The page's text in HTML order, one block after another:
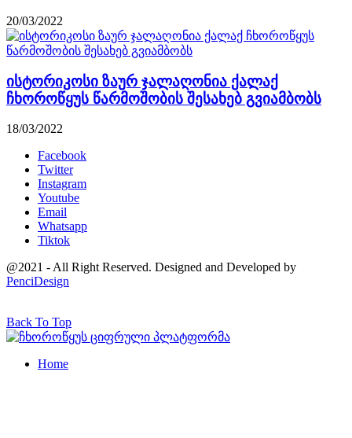
20/03/2022
ისტორიკოსი ზაურ ჯალაღონია ქალაქ
ჩხოროწყუს წარმოშობის შესახებ გვიამბობს
18/03/2022
Facebook
Twitter
Instagram
Youtube
Email
Whatsapp
Tiktok
@2021 - All Right Reserved. Designed and Developed by
PenciDesign
Back To Top
Home